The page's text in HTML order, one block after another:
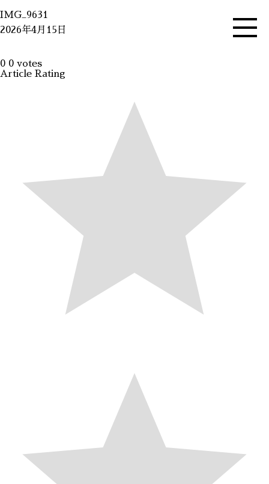
IMG_9631
2026年4月15日
0 0 votes
Article Rating